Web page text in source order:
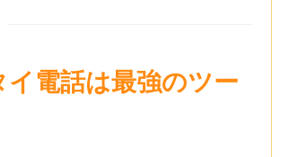
イ電話は最強のツー